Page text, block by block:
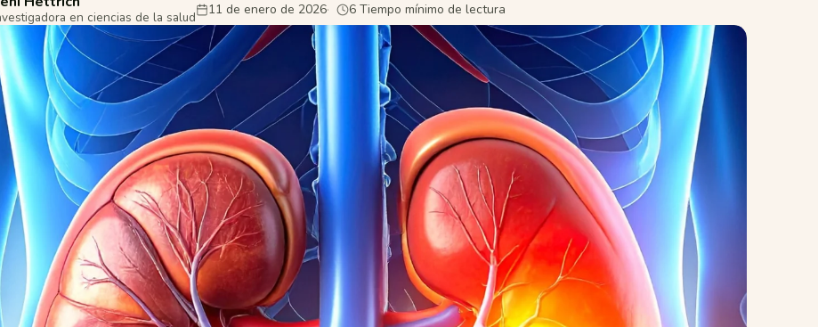
en ciencias de la salud 11 de enero de 2026 6 Tiempo mínimo de lectura